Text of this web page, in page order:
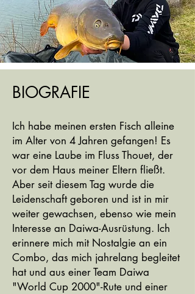
BIOGRAFIE
Ich habe meinen ersten Fisch alleine
im Alter von 4 Jahren gefangen! Es
war eine Laube im Fluss Thouet, der
vor dem Haus meiner Eltern fließt.
Aber seit diesem Tag wurde die
Leidenschaft geboren und ist in mir
weiter gewachsen, ebenso wie mein
Interesse an Daiwa-Ausrüstung. Ich
erinnere mich mit Nostalgie an ein
Combo, das mich jahrelang begleitet
hat und aus einer Team Daiwa
"World Cup 2000"-Rute und einer